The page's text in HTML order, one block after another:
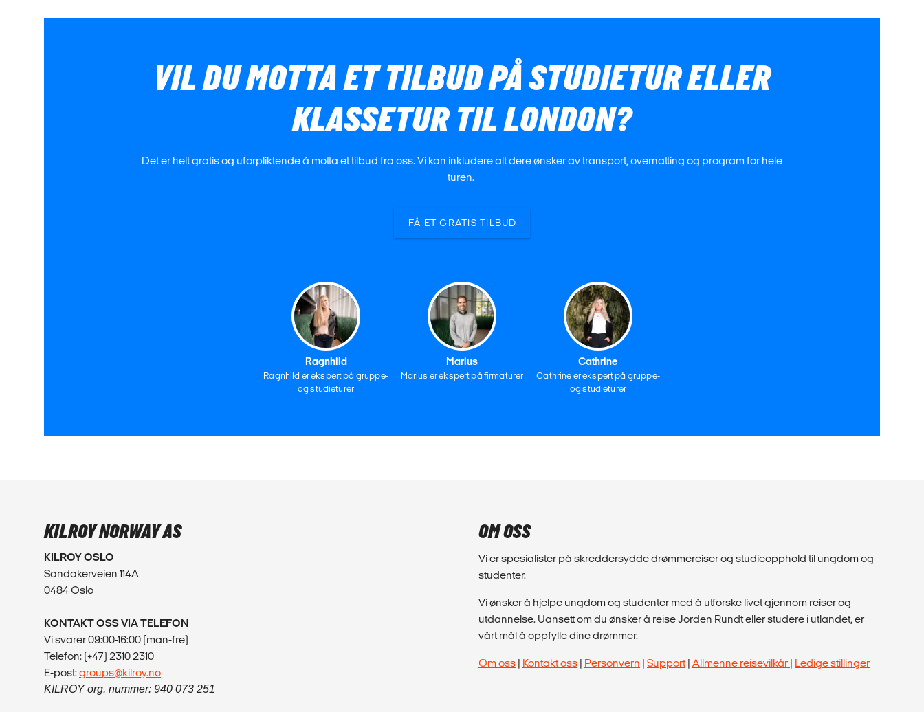
VIL DU MOTTA ET TILBUD PÅ STUDIETUR ELLER
KLASSETUR TIL LONDON?
Det er helt gratis og uforpliktende å motta et tilbud fra oss. Vi kan inkludere alt dere ønsker av transport, overnatting og program for hele
turen.
FÅ ET GRATIS TILBUD
Ragnhild
Ragnhild er ekspert på gruppe-
og studieturer
Marius
Marius er ekspert på firmaturer
Cathrine
Cathrine er ekspert på gruppe-
og studieturer
KILROY NORWAY AS
KILROY OSLO
Sandakerveien 114A
0484 Oslo
KONTAKT OSS VIA TELEFON
Vi svarer 09:00-16:00 (man-fre)
Telefon: (+47) 2310 2310
E-post:groups@kilroy.no
KILROY org. nummer: 940 073 251
OM OSS
Vi er spesialister på skreddersydde drømmereiser og studieopphold til ungdom og
studenter.
Vi ønsker å hjelpe ungdom og studenter med å utforske livet gjennom reiser og
utdannelse. Uansett om du ønsker å reise Jorden Rundt eller studere i utlandet, er
vårt mål å oppfylle dine drømmer.
Om oss | Kontakt oss | Personvern | Support| Allmenne reisevilkår | Ledige stillinger